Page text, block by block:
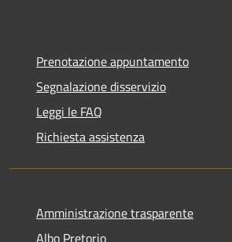
Prenotazione appuntamento
Segnalazione disservizio
Leggi le FAQ
Richiesta assistenza
Amministrazione trasparente